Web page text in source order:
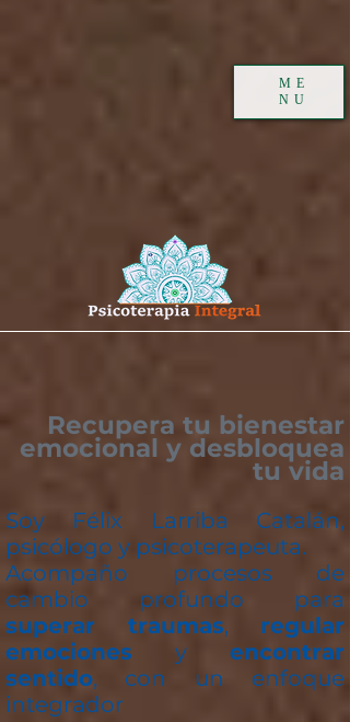
ME
NU
Recupera tu bienestar
emocional y desbloquea
tu vida
Soy Félix Larriba Catalán,
psicólogo y psicoterapeuta.
Acompaño procesos de
cambio profundo para
superar traumas, regular
emociones y encontrar
sentido, con un enfoque
integrador